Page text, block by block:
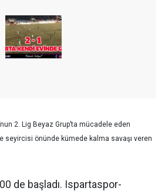
2. Lig Beyaz Grup’ta mücadele eden
seyircisi önünde kümede kalma savaşı veren
de başladı. Ispartaspor-